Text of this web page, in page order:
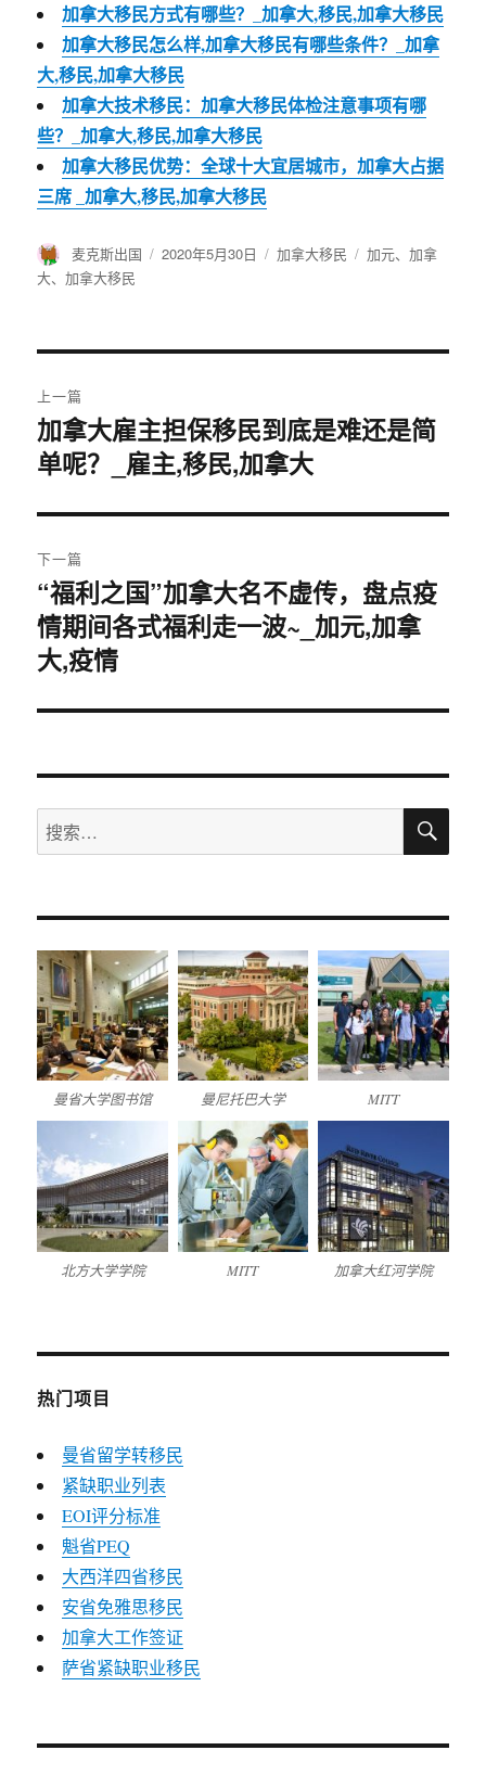
加拿大移民方式有哪些？_加拿大,移民,加拿大移民
加拿大移民怎么样,加拿大移民有哪些条件？_加拿
大,移民,加拿大移民
加拿大技术移民：加拿大移民体检注意事项有哪
些？_加拿大,移民,加拿大移民
加拿大移民优势：全球十大宜居城市，加拿大占据
三席 _加拿大,移民,加拿大移民
作
者
麦克斯出国
发
2020年5月30日
分
加拿大移民
标
加元、加拿
大、加拿大移民
章
导
航
上一篇
上
篇
章：
加拿大雇主担保移民到底是难还是简
单呢？_雇主,移民,加拿大
下一篇
下
篇
文
“福利之国”加拿大名不虚传，盘点疫
情期间各式福利走一波~_加元,加拿
大,疫情
搜
索：
搜
曼省大学图书馆 曼尼托巴大学 MITT
北方大学学院 MITT 加拿大红河学院
热门项目
曼省留学转移民
紧缺职业列表
EOI评分标准
魁省PEQ
大西洋四省移民
安省免雅思移民
加拿大工作签证
萨省紧缺职业移民